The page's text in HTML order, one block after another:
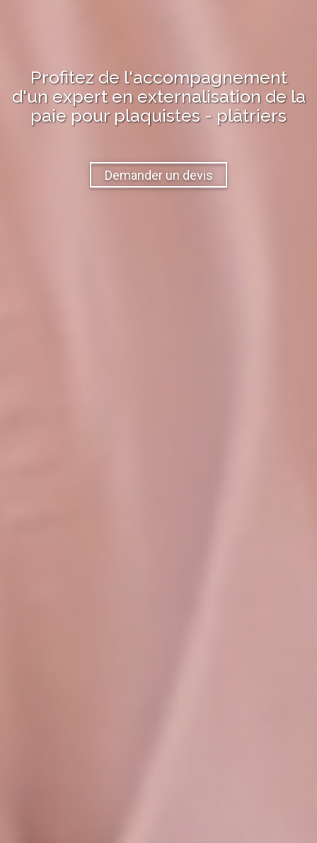
Profitez de l'accompagnement
d'un expert en externalisation de la
paiepour plaquistes - plâtriers
Demander un devis